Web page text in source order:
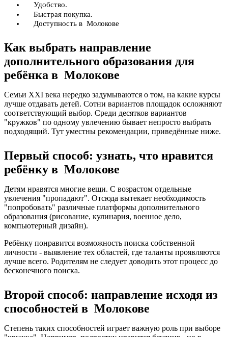
Удобство.
Быстрая покупка.
Доступность в Молокове
Как выбрать направление
дополнительного образования для
ребёнка в Молокове
Семьи XXI века нередко задумываются о том, на какие курсы
лучше отдавать детей. Сотни вариантов площадок осложняют
соответствующий выбор. Среди десятков вариантов
"кружков" по одному увлечению бывает непросто выбрать
подходящий. Тут уместны рекомендации, приведённые ниже.
Первый способ: узнать, что нравится
ребёнку в Молокове
Детям нравятся многие вещи. С возрастом отдельные
увлечения "пропадают". Отсюда вытекает необходимость
"попробовать" различные платформы дополнительного
образования (рисование, кулинария, военное дело,
компьютерный дизайн).
Ребёнку понравится возможность поиска собственной
личности - выявление тех областей, где таланты проявляются
лучше всего. Родителям не следует доводить этот процесс до
бесконечного поиска.
Второй способ: направление исходя из
способностей в Молокове
Степень таких способностей играет важную роль при выборе